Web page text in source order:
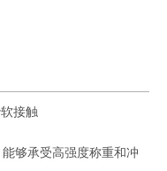
接触
够承受高强度称重和冲